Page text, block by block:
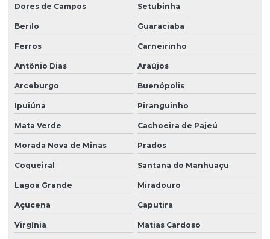
Dores de Campos Setubinha
Berilo Guaraciaba
Ferros Carneirinho
Antônio Dias Araújos
Arceburgo Buenópolis
Ipuiúna Piranguinho
Mata Verde Cachoeira de Pajeú
Morada Nova de Minas Prados
Coqueiral Santana do Manhuaçu
Lagoa Grande Miradouro
Açucena Caputira
Virgínia Matias Cardoso